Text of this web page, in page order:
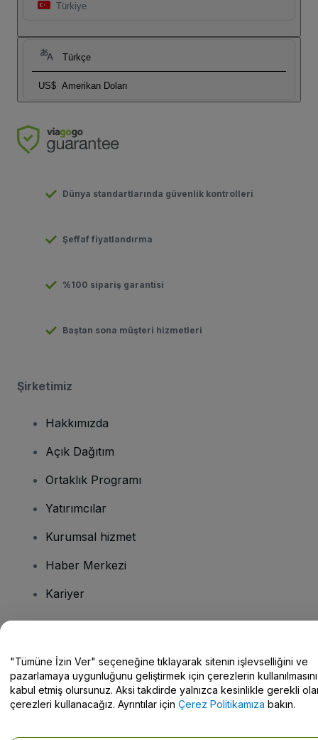
Türkiye
Türkçe
US$ Amerikan Doları
Dünya standartlarında güvenlik kontrolleri
Şeffaf fiyatlandırma
%100 sipariş garantisi
Baştan sona müşteri hizmetleri
Şirketimiz
Hakkımızda
Açık Dağıtım
Ortaklık Programı
Yatırımcılar
Kurumsal hizmet
Haber Merkezi
Kariyer
Yardım Merkezi / Bize Ulaşın
"Tümüne İzin Ver" seçeneğine tıklayarak sitenin işlevselliğini ve
pazarlamaya uygunluğunu geliştirmek için çerezlerin kullanılmasını
kabul etmiş olursunuz. Aksi takdirde yalnızca kesinlikle gerekli
çerezleri kullanacağız. Ayrıntılar için Çerez Politikamıza bakın.